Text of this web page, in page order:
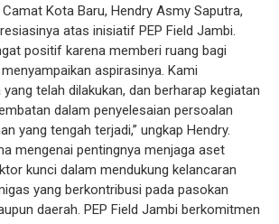
Kota Baru, Hendry Asmy Saputra,
atas inisiatif PEP Field Jambi.
positif karena memberi ruang bagi
aspirasinya. Kami
telah dilakukan, dan berharap kegiatan
dalam penyelesaian persoalan
yang tengah terjadi,” ungkap Hendry.
mengenai pentingnya menjaga aset
kunci dalam mendukung kelancaran
yang berkontribusi pada pasokan
daerah. PEP Field Jambi berkomitmen